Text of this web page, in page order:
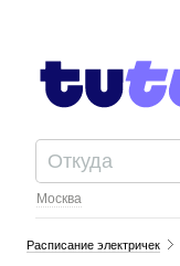
Москва
Расписание электричек